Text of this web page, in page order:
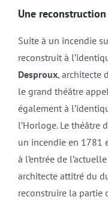
Une
Suite à un incendie
reconstruit à
Desproux, architecte
le grand théâtre
également à
l’Horloge. Le théâtre
un incendie en 1781
à l’entrée de
architecte attitré du
reconstruire la partie